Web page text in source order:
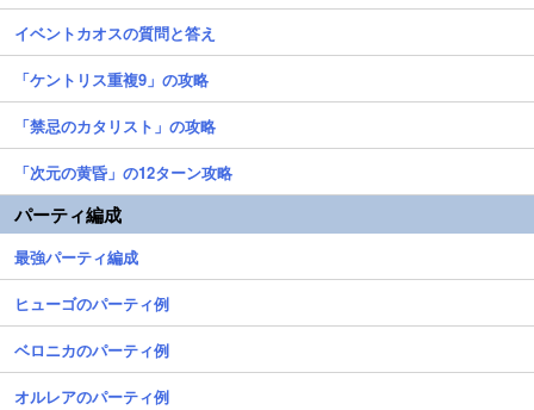
イベントカオスの質問と答え
「ケントリス重複9」の攻略
「禁忌のカタリスト」の攻略
「次元の黄昏」の12ターン攻略
パーティ編成
最強パーティ編成
ヒューゴのパーティ例
ベロニカのパーティ例
オルレアのパーティ例